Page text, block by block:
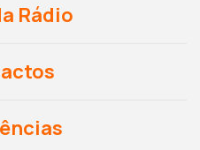
Rádio